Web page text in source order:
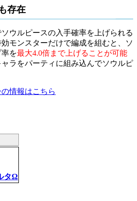
存在
ウルピースの入手確率を上げられる
モンスターだけで編成を組むと、ソ
を最大4.0倍まで上げることが可能
ラをパーティに組み込んでソウルピ
情報はこちら
タΩ